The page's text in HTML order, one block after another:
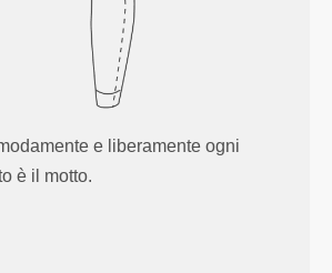
e liberamente ogni
è il motto.